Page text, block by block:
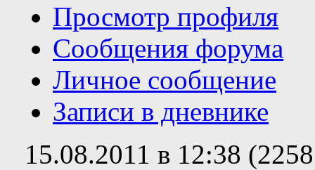
Просмотр профиля
Сообщения форума
Личное сообщение
Записи в дневнике
15.08.2011 в 12:38